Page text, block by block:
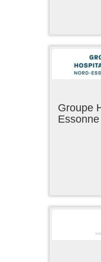
Groupe
Essonne